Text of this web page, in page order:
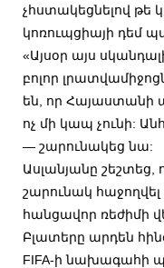
չհստակեցնելով թե
կոռուպցիայի դեմ
«Այսօր այս
բոլոր
են, որ Հայաստանի
ոչ մի կապ չունի:
— շարունակեց նա:
Ասլանյանը
շարունակ
հանցավոր ռեժիմի
Բլատերը արդեն
FIFA-ի նախագահի